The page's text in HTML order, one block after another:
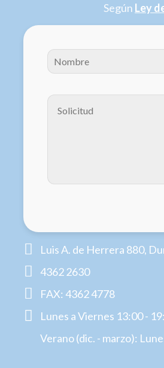
Según Ley
 Luis A. de Herrera 880,
 4362 2630
 FAX: 4362 4778
 Lunes a Viernes 13:00 -
Verano (dic. - marzo):